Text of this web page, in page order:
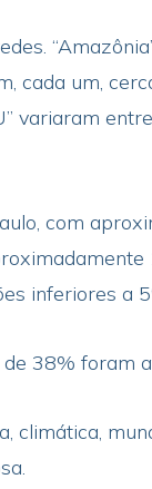
cada um,
variaram
com
inferiores a
38% foram
climática,